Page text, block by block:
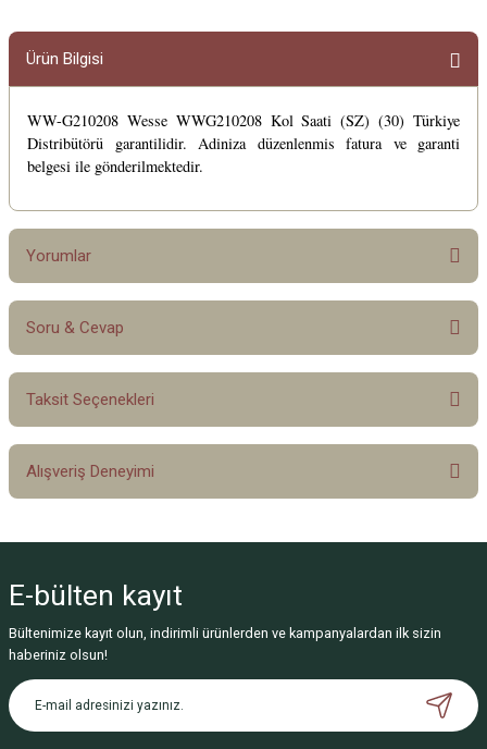
Ürün Bilgisi
WW-G210208 Wesse WWG210208 Kol Saati (SZ) (30) Türkiye
Distribütörü garantilidir. Adiniza düzenlenmis fatura ve garanti
belgesi ile gönderilmektedir.
Yorumlar
Bu ürüne ilk yorumu siz yapın!
Soru & Cevap
Ürün hakkında henüz soru sorulmamış.
Taksit Seçenekleri
Alışveriş Deneyimi
Deneyimini Paylaş
E-bülten kayıt
Bültenimize kayıt olun, indirimli ürünlerden ve kampanyalardan ilk sizin
haberiniz olsun!